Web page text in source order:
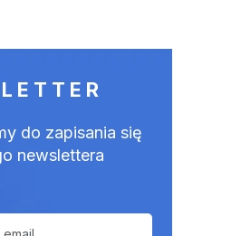
do zapisania się
newslettera